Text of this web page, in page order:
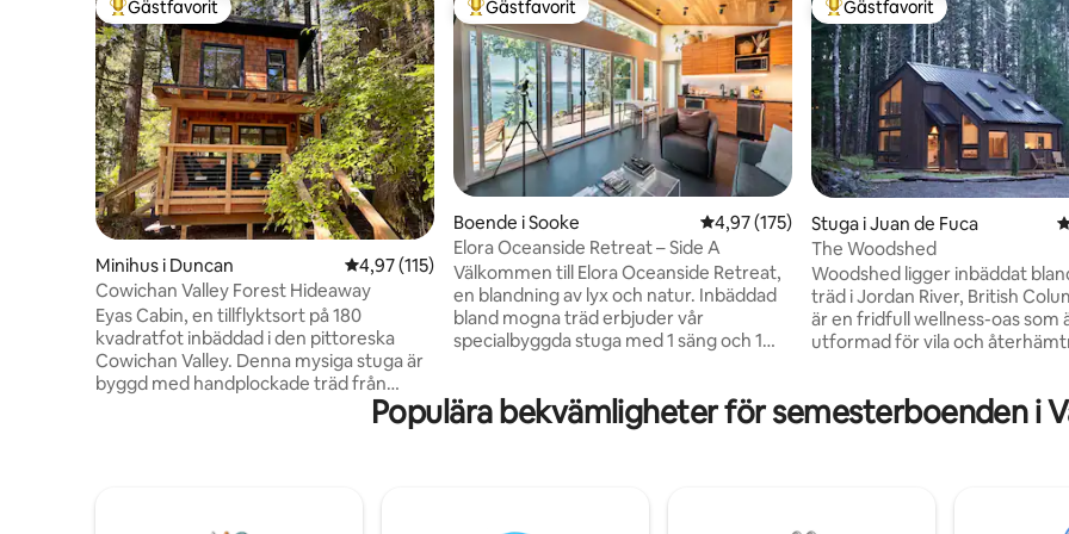
Populär gästfavorit
Gästfavorit
Minihus i Duncan 4,97 av 5 i genomsnittligt betyg, 115 omdömen
4,97 (115)
Cowichan Valley Forest Hideaway
Eyas Cabin, en tillflyktsort på 180
kvadratfot inbäddad i den pittoreska
Cowichan Valley. Denna mysiga stuga är
byggd med handplockade träd från
fastigheten och har ett fullt stående loft
med en lyxig kingsize-säng, perfekt för
Populär gästfavorit
Gästfavorit
Boende i Sooke 4,97 av 5 i genomsnittligt betyg, 175
4,97 (175)
Elora Oceanside Retreat – Side A
Välkommen till Elora Oceanside Retreat,
en blandning av lyx och natur. Inbäddad
bland mogna träd erbjuder vår
specialbyggda stuga med 1 säng och 1
Njut av lugnet på din privata uteplats,
slappna av i bubbelpoolen eller få tillgång
Populär gästfavorit
Gästfavorit
Stuga i Juan de Fuca
The Woodshed
Woodshed ligger inbäddat
träd i Jordan River, British
är en fridfull wellness-oas som
utformad för vila och
kusten. Koppla av i en
badtunna efter att ha utforskat
skogens ljud och havsluften
Populära bekvämligheter för semesterboenden i